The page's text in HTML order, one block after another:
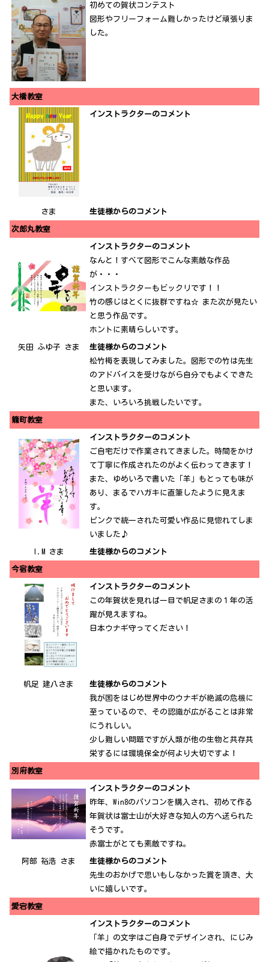
初めての賀状コンテスト
図形やフリーフォーム難しかったけど頑張りま
した。
大橋教室
インストラクターのコメント
さま 生徒様からのコメント
次郎丸教室
インストラクターのコメント
なんと！すべて図形でこんな素敵な作品
が・・・
インストラクターもビックリです！！
竹の感じはとくに抜群ですね☆ また次が見たい
と思う作品です。
ホントに素晴らしいです。
矢田 ふゆ子 さま
生徒様からのコメント
松竹梅を表現してみました。図形での竹は先生
のアドバイスを受けながら自分でもよくできた
と思います。
また、いろいろ挑戦したいです。
籠町教室
インストラクターのコメント
ご自宅だけで作業されてきました。時間をかけ
て丁寧に作成されたのがよく伝わってきます！
また、ゆめいろで書いた「羊」もとっても味が
あり、まるでハガキに直筆したように見えま
す。
ピンクで統一された可愛い作品に見惚れてしま
いました♪
I.M さま 生徒様からのコメント
今宿教室
インストラクターのコメント
この年賀状を見れば一目で帆足さまの１年の活
躍が見えますね。
日本ウナギ守ってください！
帆足 建八さま
生徒様からのコメント
我が国をはじめ世界中のウナギが絶滅の危機に
至っているので、その認識が広がることは非常
にうれしい。
少し難しい問題ですが人類が他の生物と共存共
栄するには環境保全が何より大切ですよ！
別府教室
インストラクターのコメント
昨年、Win8のパソコンを購入され、初めて作る
年賀状は富士山が大好きな知人の方へ送られた
そうです。
赤富士がとても素敵ですね。
阿部 裕浩 さま
生徒様からのコメント
先生のおかげで思いもしなかった賞を頂き、大
いに嬉しいです。
愛宕教室
インストラクターのコメント
「羊」の文字はご自身でデザインされ、にじみ
絵で描かれたものです。